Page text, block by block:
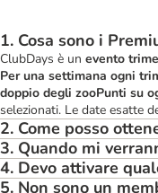
1. Cosa sono i
ClubDays è un evento
Per una settimana ogni
doppio degli zooPunti su
selezionati. Le date esatte
2. Come posso
3. Quando mi
4. Devo attivare
5. Non sono un